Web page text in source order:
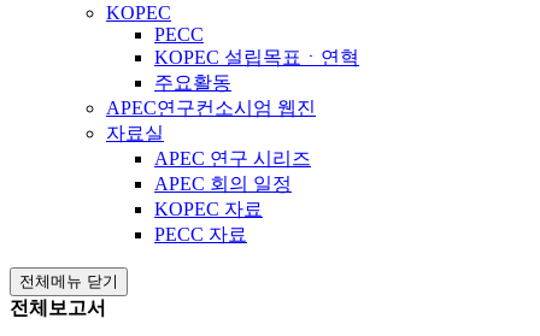
KOPEC
PECC
KOPEC 설립목표ㆍ연혁
주요활동
APEC연구컨소시엄 웹진
자료실
APEC 연구 시리즈
APEC 회의 일정
KOPEC 자료
PECC 자료
전체메뉴 닫기
전체보고서